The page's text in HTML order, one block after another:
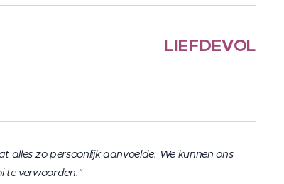
LIEFDEVOL
alles zo persoonlijk aanvoelde. We kunnen ons
te verwoorden."